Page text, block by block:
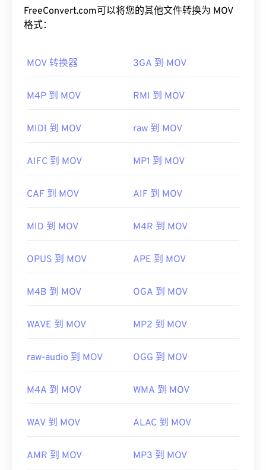
乐、兼容电话应用程序编程接口 (TAPI)，并且不受
数字版权管理 (DRM) 的
FFmpeg 、Flake
，以及用于解码的
Audiocogs。最后，正如名称中的“免费”一词所暗示
首次发行：2001年
https://en.wikipedia.org/wiki/FLAC
件进行高度精准的编辑。
默认情况下，MOV 文件使用QuickTime
Windows Media Player
打开，但较新版本的播放器无
请使用VLC Media Player
，该播放器支持多种平
请注意，另外两种文件类型也使用 MOV 扩展名。它
戏相关。Apple 并未开发这些技术，因此它们无法在
开发者：
首次发行： 2001年
https://en.wikipedia.org/wiki/QuickTime_File_Format
CH203-BBCGDDDF
FreeConvert.com可以将您的其他文件转换为 MOV
格式：
MOV 转换器 3GA 到 MOV
M4P 到 MOV RMI 到 MOV
MIDI 到 MOV raw 到 MOV
AIFC 到 MOV MP1 到 MOV
CAF 到 MOV AIF 到 MOV
MID 到 MOV M4R 到 MOV
OPUS 到 MOV APE 到 MOV
M4B 到 MOV OGA 到 MOV
WAVE 到 MOV MP2 到 MOV
raw-audio 到 MOV OGG 到 MOV
M4A 到 MOV WMA 到 MOV
WAV 到 MOV ALAC 到 MOV
AMR 到 MOV MP3 到 MOV